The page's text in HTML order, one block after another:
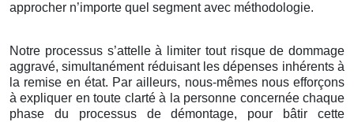
approcher n’importe quel segment avec méthodologie.
Notre processus s’attelle à limiter tout risque de dommage
aggravé, simultanément réduisant les dépenses inhérents à
la remise en état. Par ailleurs, nous-mêmes nous efforçons
à expliquer en toute clarté à la personne concernée chaque
phase du processus de démontage, pour bâtir cette